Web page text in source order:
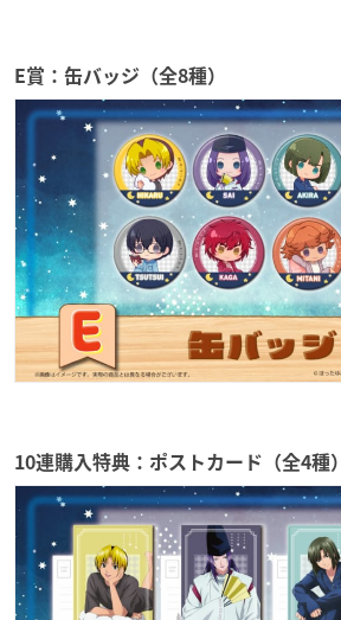
E賞：缶バッジ（全8種）
10連購入特典：ポストカード（全4種）